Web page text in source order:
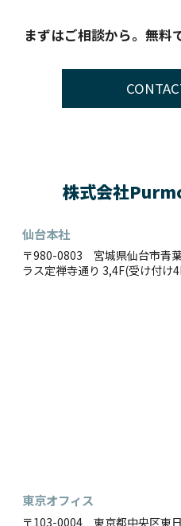
まずはご相談から。無料
株式会社
仙台本社
〒980-0803 宮城県仙台市⻘
ラス定禅寺通り 3,4F(受け付け
東京オフィス
〒103-0004 東京都中央区東